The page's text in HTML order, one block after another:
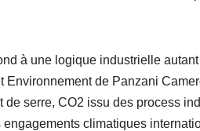
à une logique industrielle
Environnement de Panzani
serre, CO2 issu des process
climatiques